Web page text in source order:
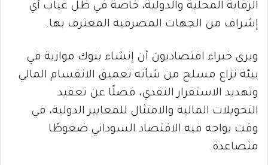
الرقابة المحلية والدولية، خاصة في ظل غياب أي
إشراف من الجهات المصرفية المعترف بها.
ويرى خبراء اقتصاديون أن إنشاء بنوك موازية في
بيئة نزاع مسلح من شأنه تعميق الانقسام المالي
وتهديد الاستقرار النقدي، فضلًا عن تعقيد
التحويلات المالية والامتثال للمعايير الدولية، في
وقت يواجه فيه الاقتصاد السوداني ضغوطًا
متصاعدة.